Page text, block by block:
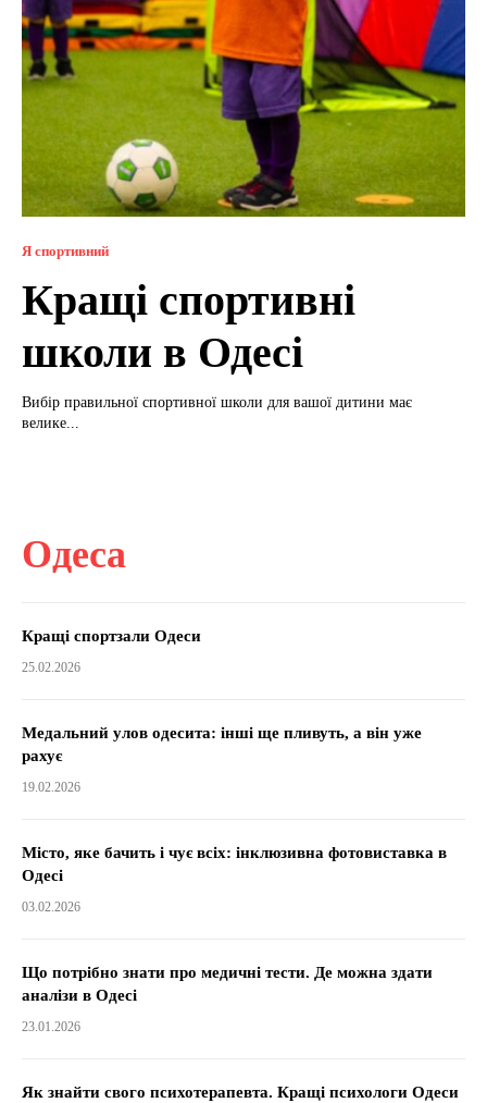
Я спортивний
Кращі спортивні
школи в Одесі
Вибір правильної спортивної школи для вашої дитини має
велике...
Одеса
Кращі спортзали Одеси
25.02.2026
Медальний улов одесита: інші ще пливуть, а він уже
рахує
19.02.2026
Місто, яке бачить і чує всіх: інклюзивна фотовиставка в
Одесі
03.02.2026
Що потрібно знати про медичні тести. Де можна здати
аналізи в Одесі
23.01.2026
Як знайти свого психотерапевта. Кращі психологи Одеси